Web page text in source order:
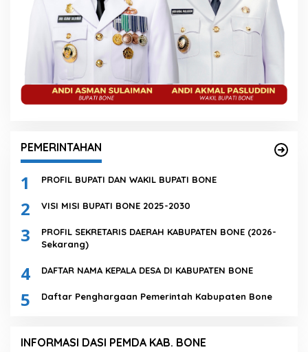
PEMERINTAHAN
1 PROFIL BUPATI DAN WAKIL BUPATI BONE
2 VISI MISI BUPATI BONE 2025-2030
3
PROFIL SEKRETARIS DAERAH KABUPATEN BONE (2026-
Sekarang)
4 DAFTAR NAMA KEPALA DESA DI KABUPATEN BONE
5 Daftar Penghargaan Pemerintah Kabupaten Bone
INFORMASI DASI PEMDA KAB. BONE